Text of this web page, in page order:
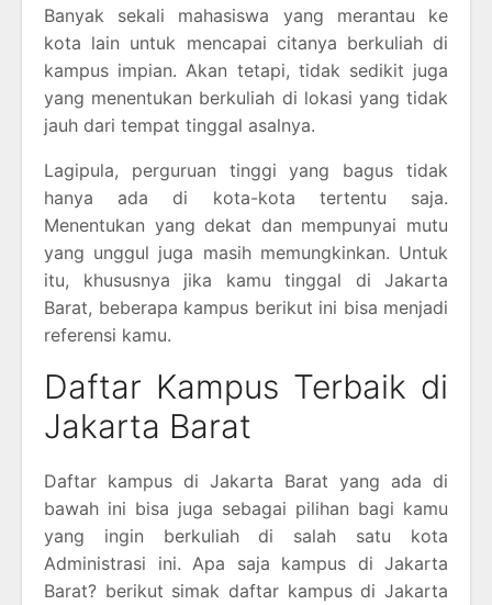
Banyak sekali mahasiswa yang merantau ke
kota lain untuk mencapai citanya berkuliah di
kampus impian. Akan tetapi, tidak sedikit juga
yang menentukan berkuliah di lokasi yang tidak
jauh dari tempat tinggal asalnya.
Lagipula, perguruan tinggi yang bagus tidak
hanya ada di kota-kota tertentu saja.
Menentukan yang dekat dan mempunyai mutu
yang unggul juga masih memungkinkan. Untuk
itu, khususnya jika kamu tinggal di Jakarta
Barat, beberapa kampus berikut ini bisa menjadi
referensi kamu.
Daftar Kampus Terbaik di
Jakarta Barat
Daftar kampus di Jakarta Barat yang ada di
bawah ini bisa juga sebagai pilihan bagi kamu
yang ingin berkuliah di salah satu kota
Administrasi ini. Apa saja kampus di Jakarta
Barat? berikut simak daftar kampus di Jakarta